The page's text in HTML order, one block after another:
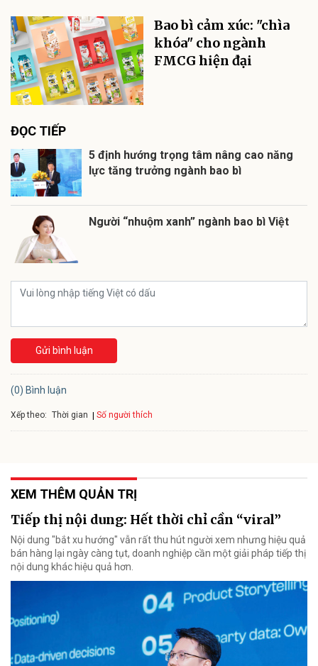
Bao bì cảm xúc: "chìa
khóa" cho ngành
FMCG hiện đại
ĐỌC TIẾP
5 định hướng trọng tâm nâng cao năng
lực tăng trưởng ngành bao bì
Người “nhuộm xanh” ngành bao bì Việt
Gửi bình luận
(0) Bình luận
Xếp theo: Thời gian Số người thích
XEM THÊM QUẢN TRỊ
Tiếp thị nội dung: Hết thời chỉ cần “viral”
Nội dung "bắt xu hướng" vẫn rất thu hút người xem nhưng hiệu quả
bán hàng lại ngày càng tụt, doanh nghiệp cần một giải pháp tiếp thị
nội dung khác hiệu quả hơn.